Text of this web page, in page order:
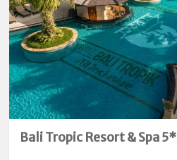
Bali Tropic Resort & Spa 5*